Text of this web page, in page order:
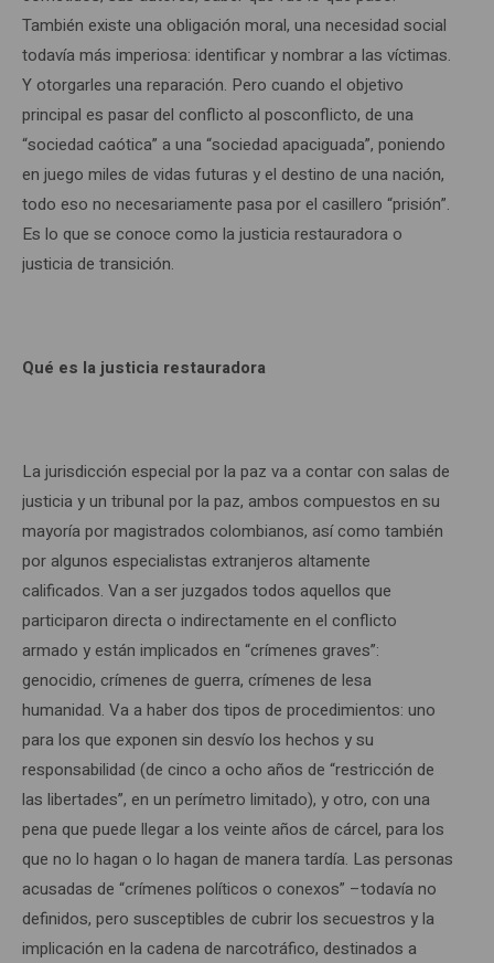
También existe una obligación moral, una necesidad social
todavía más imperiosa: identificar y nombrar a las víctimas.
Y otorgarles una reparación. Pero cuando el objetivo
principal es pasar del conflicto al posconflicto, de una
“sociedad caótica” a una “sociedad apaciguada”, poniendo
en juego miles de vidas futuras y el destino de una nación,
todo eso no necesariamente pasa por el casillero “prisión”.
Es lo que se conoce como la justicia restauradora o
justicia de transición.
Qué es la justicia restauradora
La jurisdicción especial por la paz va a contar con salas de
justicia y un tribunal por la paz, ambos compuestos en su
mayoría por magistrados colombianos, así como también
por algunos especialistas extranjeros altamente
calificados. Van a ser juzgados todos aquellos que
participaron directa o indirectamente en el conflicto
armado y están implicados en “crímenes graves”:
genocidio, crímenes de guerra, crímenes de lesa
humanidad. Va a haber dos tipos de procedimientos: uno
para los que exponen sin desvío los hechos y su
responsabilidad (de cinco a ocho años de “restricción de
las libertades”, en un perímetro limitado), y otro, con una
pena que puede llegar a los veinte años de cárcel, para los
que no lo hagan o lo hagan de manera tardía. Las personas
acusadas de “crímenes políticos o conexos” –todavía no
definidos, pero susceptibles de cubrir los secuestros y la
implicación en la cadena de narcotráfico, destinados a